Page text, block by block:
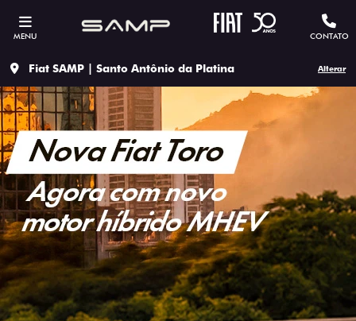
MENU CONTATO
Fiat SAMP | Santo Antônio da Platina Alterar